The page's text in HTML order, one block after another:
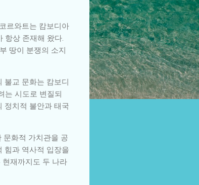
르와트는 캄보디아
항상 존재해 왔다.
땅이 분쟁의 소지
불교 문화는 캄보디
는 시도로 변질되
정치적 불안과 태국
문화적 가치관을 공
힘과 역사적 입장을
재까지도 두 나라